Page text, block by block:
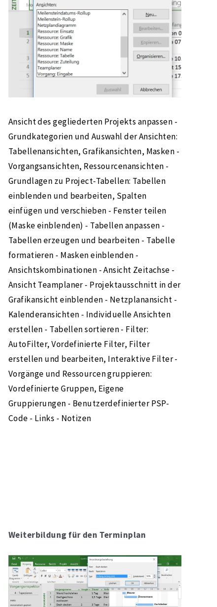
Ansicht des gegliederten Projekts anpassen -
Grundkategorien und Auswahl der Ansichten:
Tabellenansichten, Grafikansichten, Masken -
Vorgangsansichten, Ressourcenansichten -
Grundlagen zu Project-Tabellen: Tabellen
einblenden und bearbeiten, Spalten
einfügen und verschieben - Fenster teilen
(Maske einblenden) - Tabellen anpassen -
Tabellen erzeugen und bearbeiten - Tabelle
formatieren - Masken einblenden -
Ansichtskombinationen - Ansicht Zeitachse -
Ansicht Teamplaner - Projektausschnitt in der
Grafikansicht einblenden - Netzplanansicht -
Kalenderansichten - Individuelle Ansichten
erstellen - Tabellen sortieren - Filter:
AutoFilter, Vordefinierte Filter, Filter
erstellen und bearbeiten, Interaktive Filter -
Vorgänge und Ressourcen gruppieren:
Vordefinierte Gruppen, Eigene
Gruppierungen - Benutzerdefinierter PSP-
Code - Links - Notizen
Weiterbildung für den Terminplan